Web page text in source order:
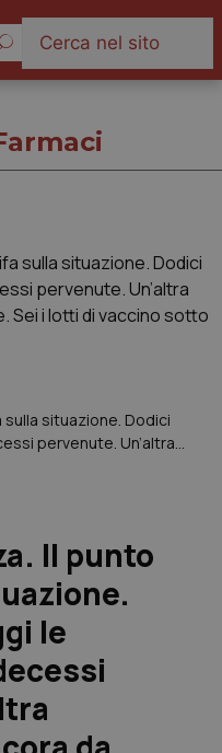
sulla situazione. Dodici
pervenute. Un’altra
Il punto
le